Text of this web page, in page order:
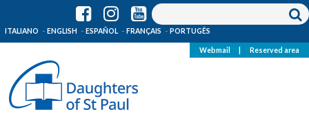
ITALIANO ENGLISH ESPAÑOL FRANÇAIS PORTUGÊS
Webmail Reserved area